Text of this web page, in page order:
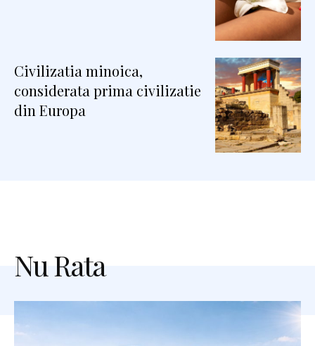
Civilizatia minoica,
considerata prima civilizatie
din Europa
Nu Rata